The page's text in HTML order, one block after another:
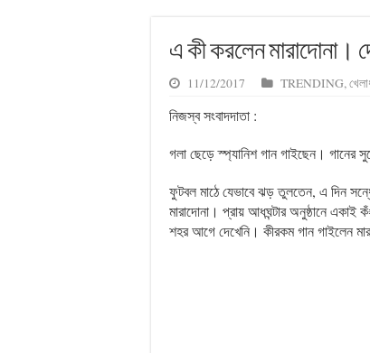
এ কী করলেন মারাদোনা।
11/12/2017 TRENDING,
নিজস্ব সংবাদদাতা :
গলা ছেড়ে স্প্যানিশ গান গাইছেন। গানের
ফুটবল মাঠে যেভাবে ঝড় তুলতেন, এ দিন
মারাদোনা। প্রায় আধঘন্টার অনুষ্ঠানে
শহর আগে দেখেনি। কীরকম গান গাইলেন